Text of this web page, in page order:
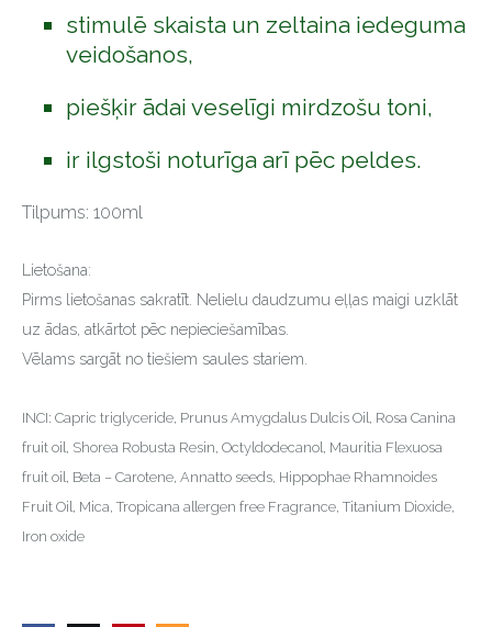
stimulē skaista un zeltaina iedeguma
veidošanos,
piešķir ādai veselīgi mirdzošu toni,
ir ilgstoši noturīga arī pēc peldes.
Tilpums: 100ml
Lietošana:
Pirms lietošanas sakratīt. Nelielu daudzumu eļļas maigi uzklāt
uz ādas, atkārtot pēc nepieciešamības.
Vēlams sargāt no tiešiem saules stariem.
INCI: Capric triglyceride, Prunus Amygdalus Dulcis Oil, Rosa Canina
fruit oil, Shorea Robusta Resin, Octyldodecanol, Mauritia Flexuosa
fruit oil, Beta – Carotene, Annatto seeds, Hippophae Rhamnoides
Fruit Oil, Mica, Tropicana allergen free Fragrance, Titanium Dioxide,
Iron oxide